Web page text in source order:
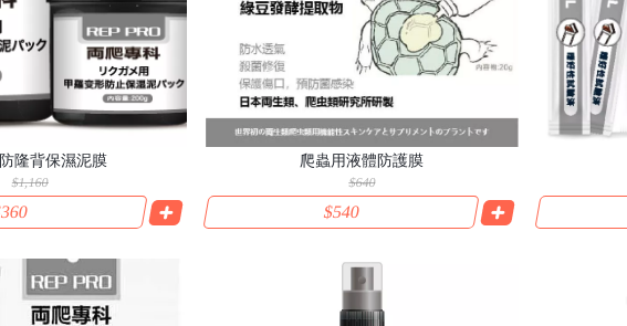
隆背保濕泥膜
$1,160
爬蟲用液體防護膜
$640
$540